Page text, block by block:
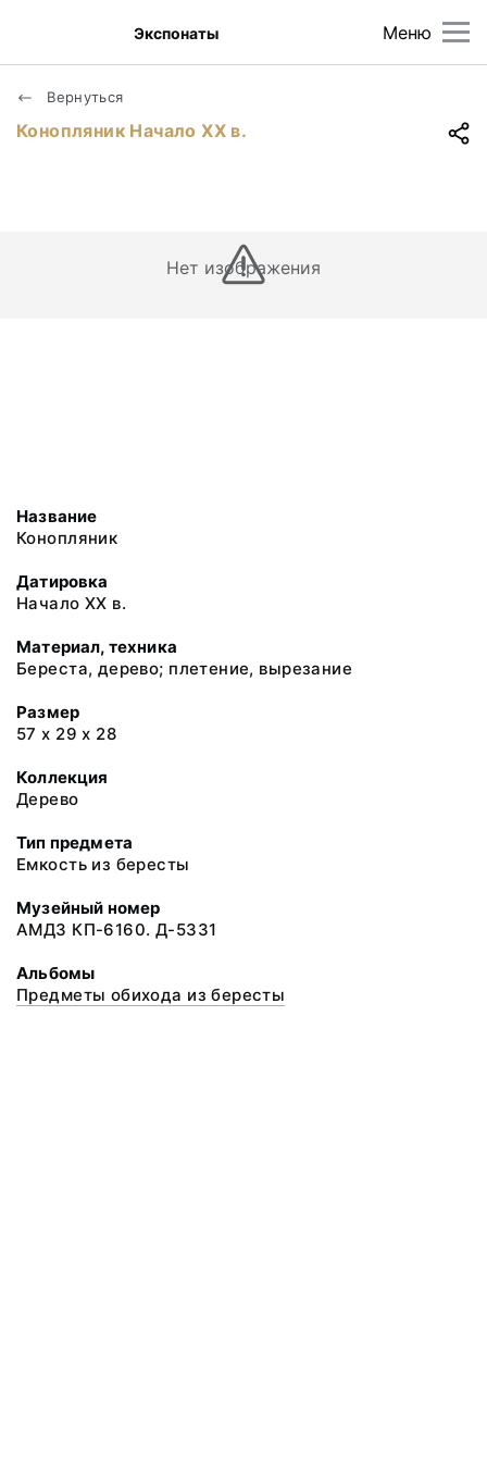
Меню
Экспонаты
Вернуться
Конопляник Начало XX в.
Нет изображения
Название
Конопляник
Датировка
Начало XX в.
Материал, техника
Береста, дерево; плетение, вырезание
Размер
57 х 29 х 28
Коллекция
Дерево
Тип предмета
Емкость из бересты
Музейный номер
АМДЗ КП-6160. Д-5331
Альбомы
Предметы обихода из бересты